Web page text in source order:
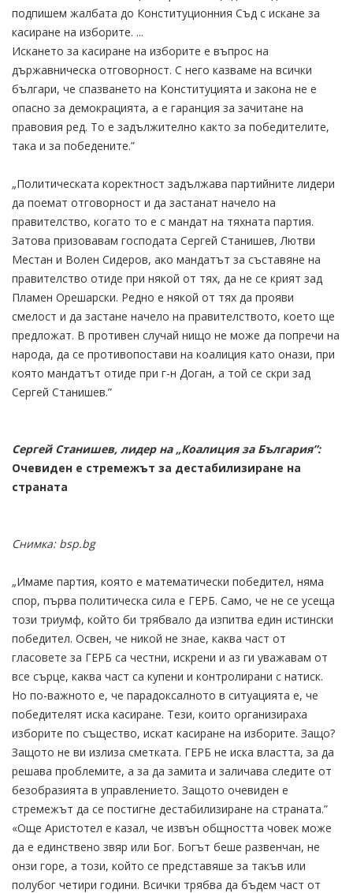
подпишем жалбата до Конституционния Съд с искане за
касиране на изборите. ...
Искането за касиране на изборите е въпрос на
държавническа отговорност. С него казваме на всички
българи, че спазването на Конституцията и закона не е
опасно за демокрацията, а е гаранция за зачитане на
правовия ред. То е задължително както за победителите,
така и за победените.”
„Политическата коректност задължава партийните лидери
да поемат отговорност и да застанат начело на
правителство, когато то е с мандат на тяхната партия.
Затова призовавам господата Сергей Станишев, Лютви
Местан и Волен Сидеров, ако мандатът за съставяне на
правителство отиде при някой от тях, да не се крият зад
Пламен Орешарски. Редно е някой от тях да прояви
смелост и да застане начело на правителството, което ще
предложат. В противен случай нищо не може да попречи на
народа, да се противопостави на коалиция като онази, при
която мандатът отиде при г-н Доган, а той се скри зад
Сергей Станишев.”
Сергей Станишев, лидер на „Коалиция за България”:
Очевиден е стремежът за дестабилизиране на
страната
Снимка: bsp.bg
„Имаме партия, която е математически победител, няма
спор, първа политическа сила е ГЕРБ. Само, че не се усеща
този триумф, който би трябвало да изпитва един истински
победител. Освен, че никой не знае, каква част от
гласовете за ГЕРБ са честни, искрени и аз ги уважавам от
все сърце, каква част са купени и контролирани с натиск.
Но по-важното е, че парадоксалното в ситуацията е, че
победителят иска касиране. Тези, които организираха
изборите по същество, искат касиране на изборите. Защо?
Защото не ви излиза сметката. ГЕРБ не иска властта, за да
решава проблемите, а за да замита и заличава следите от
безобразията в управлението. Защото очевиден е
стремежът да се постигне дестабилизиране на страната.”
«Още Аристотел е казал, че извън общността човек може
да е единствено звяр или Бог. Богът беше развенчан, не
онзи горе, а този, който се представяше за такъв или
полубог четири години. Всички трябва да бъдем част от